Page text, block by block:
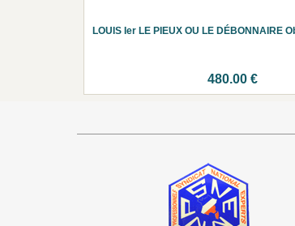
LOUIS Ier LE PIEUX OU LE DÉBONNAIRE
480.00 €